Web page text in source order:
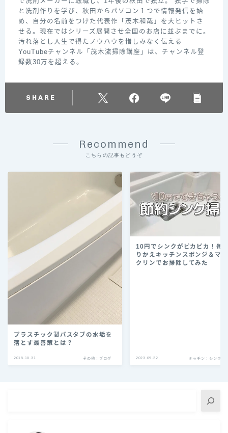
と洗剤作りを学び、秋田からパソコン１つで情報発信を始
め、自分の名前をつけた代表作「茂木和哉」を大ヒットさ
せる。現在ではシリーズ展開させ全国のお店に並ぶまでに。
汚れ落とし人生で得たノウハウを惜しみなく伝える
YouTubeチャンネル「茂木流掃除講座」は、チャンネル登
録数30万を超える。
SHARE
Recommend
こちらの記事もどうぞ
プラスチック製バスタブの水垢を
落とす最善策とは？
2018.10.31 その他：ブログ
10円でシンクがピカピカ！毎
りかえキッチンスポンジ＆マ
クリンでお掃除してみた
2023.09.22 キッチン：シンク・